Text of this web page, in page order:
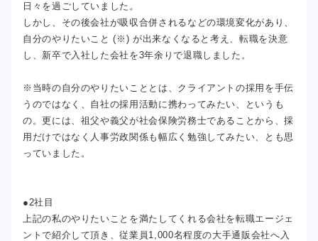
日々を過ごしていました。
しかし、その後会社が吸収合併されるなどの環境変化があり、
自分のやりたいこと (※) が出来なくなると考え、転職を決意
し、新卒で入社した会社を3年余りで退職しました。
※当時の自分のやりたいこととは、クライアントの採用を手伝
うのではなく、自社の採用活動に携わってみたい、というも
の。更には、祖父や義父が社会保険労務士であることから、採
用だけではなく人事労政関係も幅広く勉強してみたい、とも思
っていました。
●2社目
上記の私のやりたいことを満たしてくれる会社を転職エージェ
ントで紹介して頂き、従業員1,000名程度の大手通販会社へ入